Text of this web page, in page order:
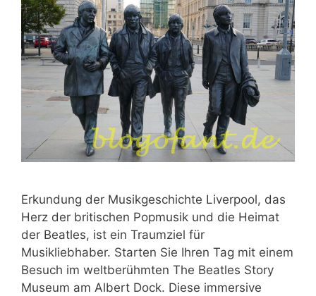
Erkundung der Musikgeschichte Liverpool, das
Herz der britischen Popmusik und die Heimat
der Beatles, ist ein Traumziel für
Musikliebhaber. Starten Sie Ihren Tag mit einem
Besuch im weltberühmten The Beatles Story
Museum am Albert Dock. Diese immersive